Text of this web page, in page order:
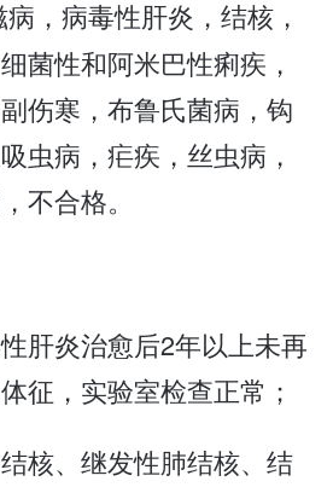
，病毒性肝炎，结核，
菌性和阿米巴性痢疾，
伤寒，布鲁氏菌病，钩
虫病，疟疾，丝虫病，
不合格。
性肝炎治愈后2年以上未再
征，实验室检查正常；
结核、继发性肺结核、结